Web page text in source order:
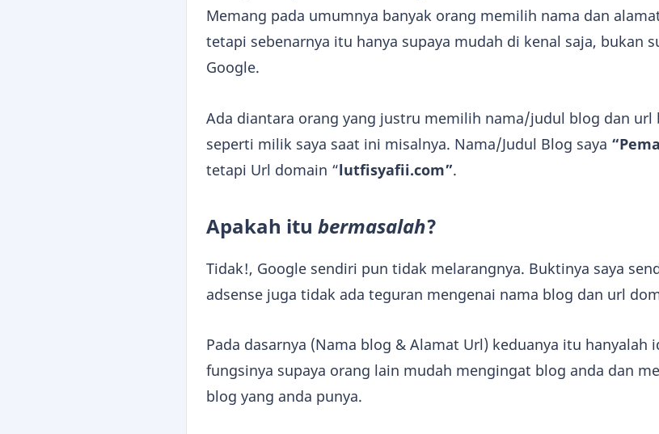
Memang pada umumnya banyak orang memilih nama dan
tetapi sebenarnya itu hanya supaya mudah di kenal saja, bukan
Google.
Ada diantara orang yang justru memilih nama/judul blog dan url
seperti milik saya saat ini misalnya. Nama/Judul Blog saya
tetapi Url domain “lutfisyafii.com”.
Apakah itu bermasalah?
Tidak!, Google sendiri pun tidak melarangnya. Buktinya saya
adsense juga tidak ada teguran mengenai nama blog dan url
Pada dasarnya (Nama blog & Alamat Url) keduanya itu hanyalah
fungsinya supaya orang lain mudah mengingat blog anda dan
blog yang anda punya.